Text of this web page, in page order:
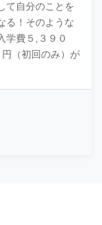
て自分のことを
る！そのような
学費５,３９０
（初回のみ）が